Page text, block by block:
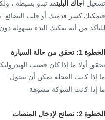
تشغيل أجاك البليتقد تبدو بسيطة ،
فيمكنك كسر قدميك أو قلب البضائع.
للتأكد من أنه يمكنك البدء بسهولة
الخطوة 1: تحقق من حالة السيارة
تحقق أولا ما إذا كان قضيب
ما إذا كانت العجلة يمكن أن تتحول
ما إذا كانت الشوكة مشوهة
الخطوة 2: نصائح لإدخال المنصات